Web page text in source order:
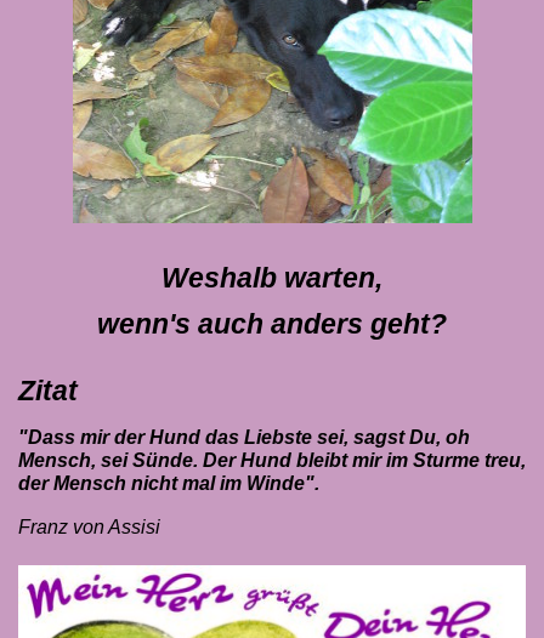
Weshalb warten,
wenn's auch anders geht?
Zitat
"Dass mir der Hund das Liebste sei, sagst Du, oh
Mensch, sei Sünde. Der Hund bleibt mir im Sturme treu,
der Mensch nicht mal im Winde".
Franz von Assisi